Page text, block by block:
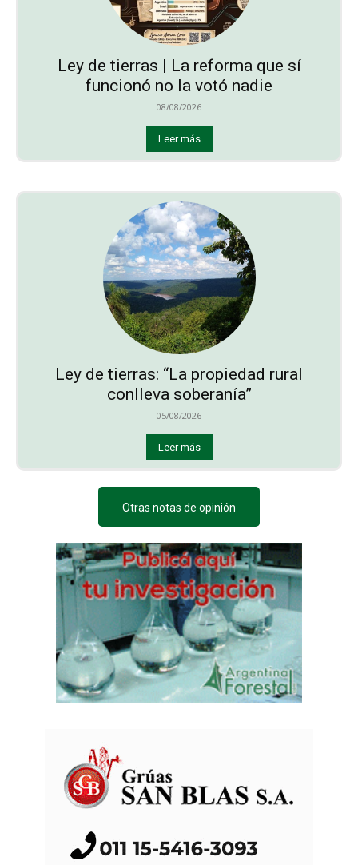
Ley de tierras | La reforma que sí
funcionó no la votó nadie
08/08/2026
Leer más
Ley de tierras: “La propiedad rural
conlleva soberanía”
05/08/2026
Leer más
Otras notas de opinión